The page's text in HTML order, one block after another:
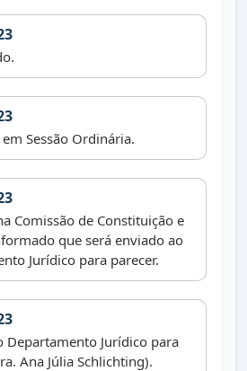
Sessão Ordinária.
Comissão de Constituição e
que será enviado ao
Jurídico para parecer.
Departamento Jurídico para
Ana Júlia Schlichting).